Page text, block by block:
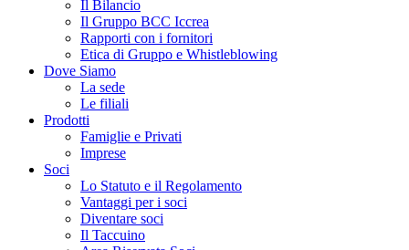
Il Bilancio
Il Gruppo BCC Iccrea
Rapporti con i fornitori
Etica di Gruppo e Whistleblowing
Dove Siamo
La sede
Le filiali
Prodotti
Famiglie e Privati
Imprese
Soci
Lo Statuto e il Regolamento
Vantaggi per i soci
Diventare soci
Il Taccuino